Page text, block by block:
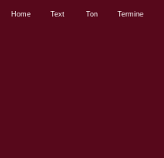
Home Text Ton Termine